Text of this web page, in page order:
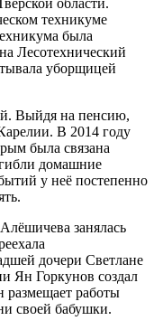
области.
техникуме
была
Лесотехнический
уборщицей
Выйдя на пенсию,
В 2014 году
была связана
домашние
у неё постепенно
занялась
дочери Светлане
Ян Горкунов создал
размещает работы
своей бабушки.